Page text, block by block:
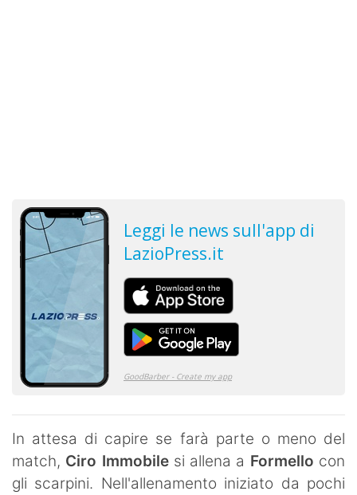
In attesa di capire se farà parte o meno del
match, Ciro Immobilesi allena a Formello con
gli scarpini. Nell'allenamento iniziato da pochi